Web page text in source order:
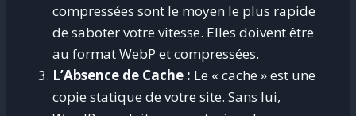
compressées sont le moyen le plus rapide
de saboter votre vitesse. Elles doivent être
au format WebP et compressées.
L’Absence de Cache : Le « cache » est une
copie statique de votre site. Sans lui,